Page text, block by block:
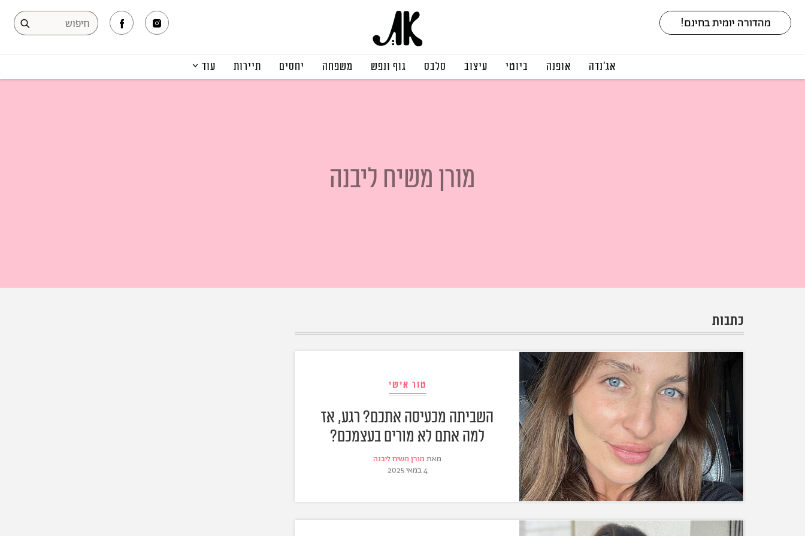
אג׳נדה אופנה ביוטי עיצוב סלבס גוף ונפש משפחה יחסים תיירות עוד
מורן משיח ליבנה
כתבות
טור אישי
השביתה מכעיסה אתכם? רגע, אז
למה אתם לא מורים בעצמכם?
מאת מורן משיח ליבנה
4 במאי 2025